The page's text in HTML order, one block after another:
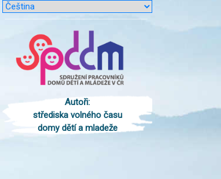
Autoři:
střediska volného času
domy dětí a mladeže